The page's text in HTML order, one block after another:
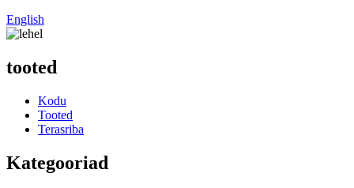
English
tooted
Kodu
Tooted
Terasriba
Kategooriad